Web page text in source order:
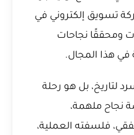
تسويق إلكتروني في
ومحققًا نجاحات
في هذا المجال.
لتاريخ، بل هو رحلة
ملهمة،
فلسفته العملية،